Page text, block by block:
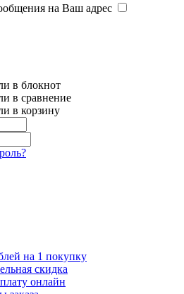
на Ваш адрес
в блокнот
в сравнение
в корзину
на 1 покупку
скидка
онлайн